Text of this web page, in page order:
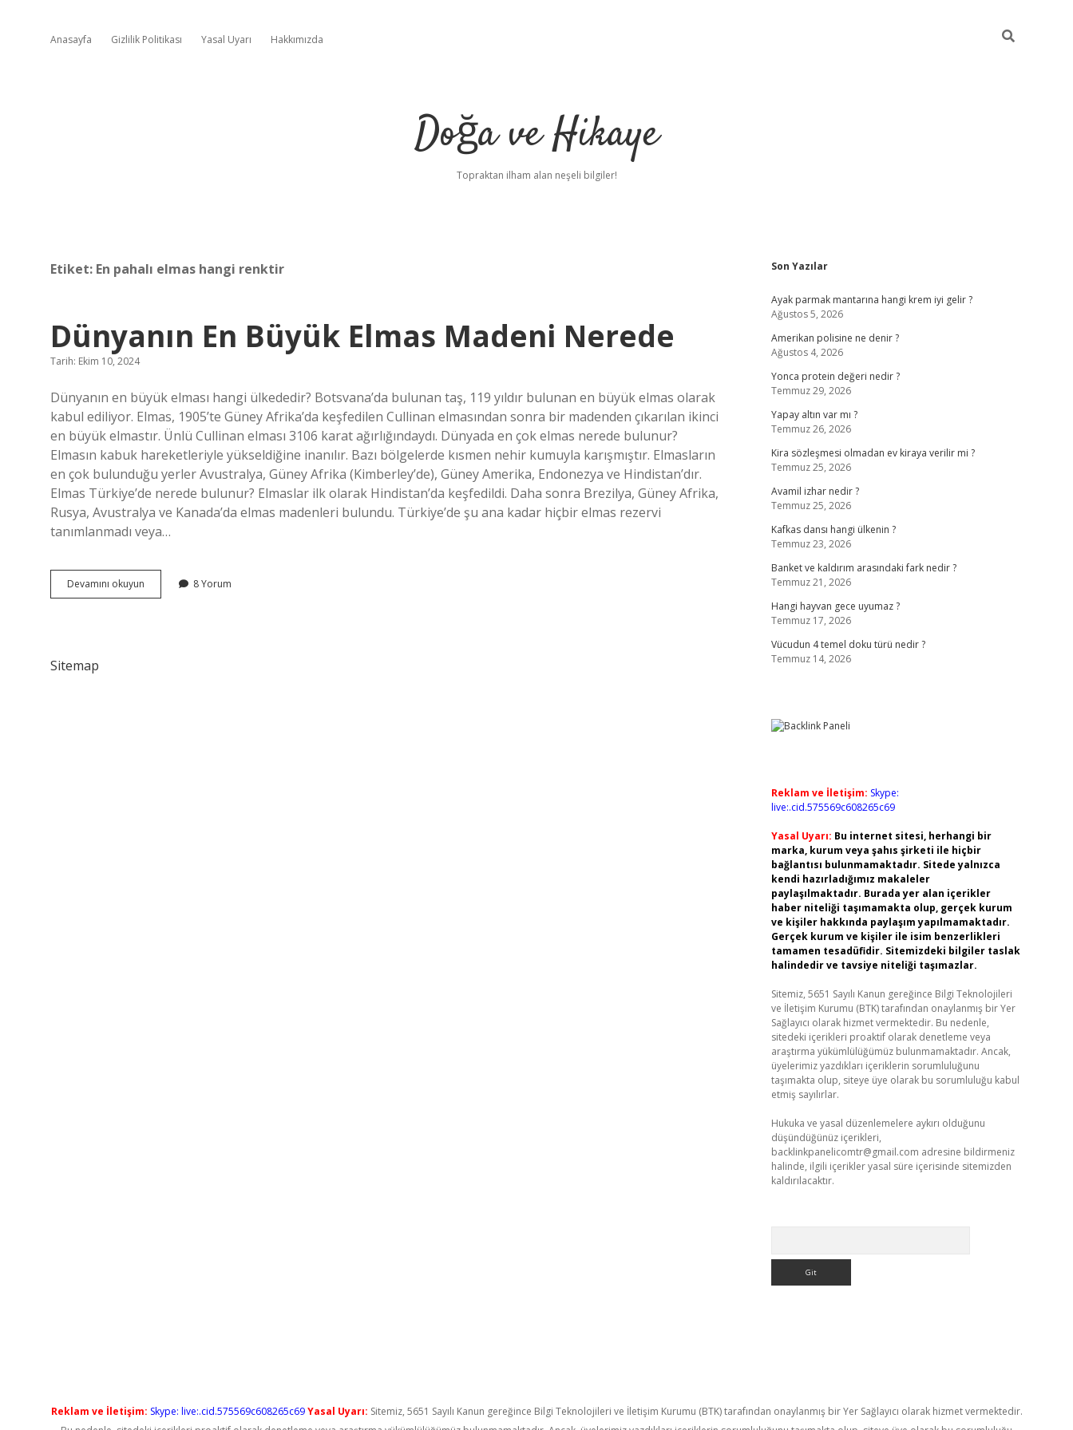
Anasayfa Gizlilik Politikası Yasal Uyarı Hakkımızda
Doğa ve Hikaye
Topraktan ilham alan neşeli bilgiler!
Etiket: En pahalı elmas hangi renktir
Dünyanın En Büyük Elmas Madeni Nerede
Tarih: Ekim 10, 2024
Dünyanın en büyük elması hangi ülkededir? Botsvana’da bulunan taş, 119 yıldır bulunan en büyük elmas olarak
kabul ediliyor. Elmas, 1905’te Güney Afrika’da keşfedilen Cullinan elmasından sonra bir madenden çıkarılan ikinci
en büyük elmastır. Ünlü Cullinan elması 3106 karat ağırlığındaydı. Dünyada en çok elmas nerede bulunur?
Elmasın kabuk hareketleriyle yükseldiğine inanılır. Bazı bölgelerde kısmen nehir kumuyla karışmıştır. Elmasların
en çok bulunduğu yerler Avustralya, Güney Afrika (Kimberley’de), Güney Amerika, Endonezya ve Hindistan’dır.
Elmas Türkiye’de nerede bulunur? Elmaslar ilk olarak Hindistan’da keşfedildi. Daha sonra Brezilya, Güney Afrika,
Rusya, Avustralya ve Kanada’da elmas madenleri bulundu. Türkiye’de şu ana kadar hiçbir elmas rezervi
tanımlanmadı veya…
Devamını okuyun Dünyanın
En
8 Yorum
Sitemap
Sidebar
Son Yazılar
Ayak parmak mantarına hangi krem iyi gelir ?
Ağustos 5, 2026
Amerikan polisine ne denir ?
Ağustos 4, 2026
Yonca protein değeri nedir ?
Temmuz 29, 2026
Yapay altın var mı ?
Temmuz 26, 2026
Kira sözleşmesi olmadan ev kiraya verilir mi ?
Temmuz 25, 2026
Avamil izhar nedir ?
Temmuz 25, 2026
Kafkas dansı hangi ülkenin ?
Temmuz 23, 2026
Banket ve kaldırım arasındaki fark nedir ?
Temmuz 21, 2026
Hangi hayvan gece uyumaz ?
Temmuz 17, 2026
Vücudun 4 temel doku türü nedir ?
Temmuz 14, 2026
Reklam ve İletişim: Skype:
live:.cid.575569c608265c69
Yasal Uyarı: Bu internet sitesi, herhangi bir
marka, kurum veya şahıs şirketi ile hiçbir
bağlantısı bulunmamaktadır. Sitede yalnızca
kendi hazırladığımız makaleler
paylaşılmaktadır. Burada yer alan içerikler
haber niteliği taşımamakta olup, gerçek kurum
ve kişiler hakkında paylaşım yapılmamaktadır.
Gerçek kurum ve kişiler ile isim benzerlikleri
tamamen tesadüfidir. Sitemizdeki bilgiler taslak
halindedir ve tavsiye niteliği taşımazlar.
Sitemiz, 5651 Sayılı Kanun gereğince Bilgi Teknolojileri
ve İletişim Kurumu (BTK) tarafından onaylanmış bir Yer
Sağlayıcı olarak hizmet vermektedir. Bu nedenle,
sitedeki içerikleri proaktif olarak denetleme veya
araştırma yükümlülüğümüz bulunmamaktadır. Ancak,
üyelerimiz yazdıkları içeriklerin sorumluluğunu
taşımakta olup, siteye üye olarak bu sorumluluğu kabul
etmiş sayılırlar.
Hukuka ve yasal düzenlemelere aykırı olduğunu
düşündüğünüz içerikleri,
backlinkpanelicomtr@gmail.com adresine bildirmeniz
halinde, ilgili içerikler yasal süre içerisinde sitemizden
kaldırılacaktır.
Reklam ve İletişim: Skype: live:.cid.575569c608265c69 Yasal Uyarı: Sitemiz, 5651 Sayılı Kanun gereğince Bilgi Teknolojileri ve İletişim Kurumu (BTK) tarafından onaylanmış bir Yer Sağlayıcı olarak hizmet vermektedir.